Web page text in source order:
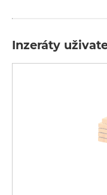
Inzeráty